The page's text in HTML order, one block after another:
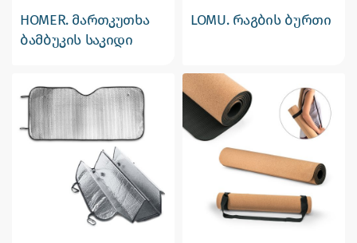
HOMER. მართკუთხა
ბამბუკის საკიდი
LOMU. რაგბის ბურთი